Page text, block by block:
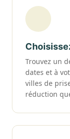
Trouvez un
dates et à
villes de
réduction